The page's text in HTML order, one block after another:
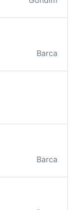
Barca
Barca